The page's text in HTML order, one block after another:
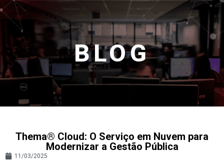
BLOG
Thema® Cloud: O Serviço em Nuvem para
Modernizar a Gestão Pública
11/03/2025